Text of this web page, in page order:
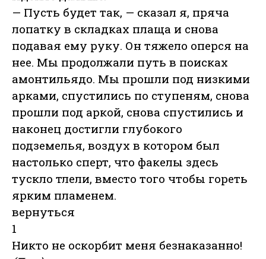
— Пусть будет так, — сказал я, пряча
лопатку в складках плаща и снова
подавая ему руку. Он тяжело оперся на
нее. Мы продолжали путь в поисках
амонтильядо. Мы прошли под низкими
арками, спустились по ступеням, снова
прошли под аркой, снова спустились и
наконец достигли глубокого
подземелья, воздух в котором был
настолько сперт, что факелы здесь
тускло тлели, вместо того чтобы гореть
ярким пламенем.
вернуться
1
Никто не оскорбит меня безнаказанно!